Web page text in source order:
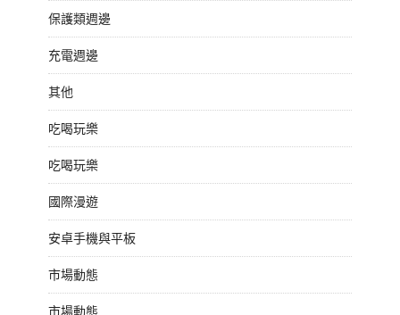
保護類週邊
充電週邊
其他
吃喝玩樂
吃喝玩樂
國際漫遊
安卓手機與平板
市場動態
市場動態